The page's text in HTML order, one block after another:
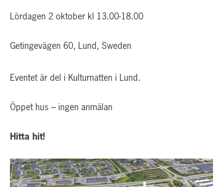
Lördagen 2 oktober kl 13.00-18.00
Getingevägen 60, Lund, Sweden
Eventet är del i Kulturnatten i Lund.
Öppet hus – ingen anmälan
Hitta hit!